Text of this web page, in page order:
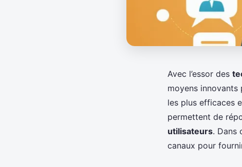
Avec l’essor des
moyens innovants
les plus efficaces
permettent de
utilisateurs. Dans
canaux pour